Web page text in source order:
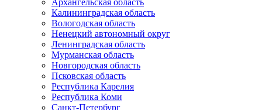
Архангельская область
Калининградская область
Вологодская область
Ненецкий автономный округ
Ленинградская область
Мурманская область
Новгородская область
Псковская область
Республика Карелия
Республика Коми
Санкт-Петербург